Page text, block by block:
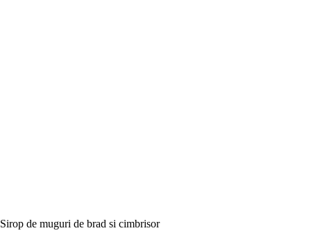
Sirop de muguri de brad si cimbrisor